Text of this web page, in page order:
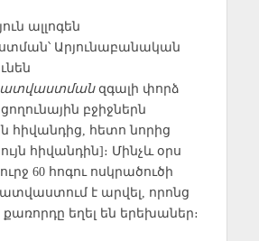
ալլոգեն
Արյունաբանական
զգալի փորձ
բջիջներն
հիվանդից, հետո նորից
հիվանդին]։ Մինչև օրս
60 հոգու ոսկրածուծի
է արվել, որոնց
եղել են երեխաներ։